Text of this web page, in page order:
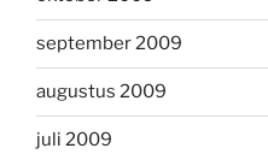
september 2009
augustus 2009
juli 2009